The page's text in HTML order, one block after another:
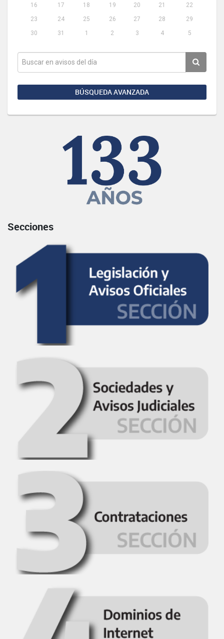
16
17 18 19 20 21
22
23
24 25 26 27 28
29
30
31 1 2 3 4 5
BÚSQUEDA AVANZADA
Secciones